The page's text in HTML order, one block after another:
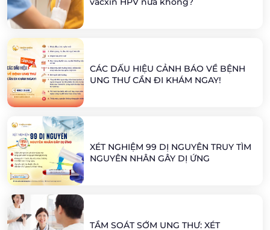
CÁC DẤU HIỆU CẢNH BÁO VỀ BỆNH
UNG THƯ CẦN ĐI KHÁM NGAY!
XÉT NGHIỆM 99 DỊ NGUYÊN TRUY TÌM
NGUYÊN NHÂN GÂY DỊ ỨNG
TẦM SOÁT SỚM UNG THƯ: XÉT